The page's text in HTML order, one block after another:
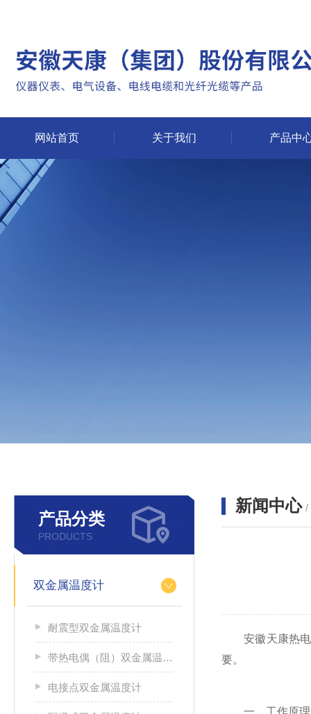
网站首页 关于我们 产品中
产品分类
PRODUCTS
双金属温度计
耐震型双金属温度计
带热电偶（阻）双金属温度计
电接点双金属温度计
新闻中心 /
安徽天康热电
要。
一、工作原理